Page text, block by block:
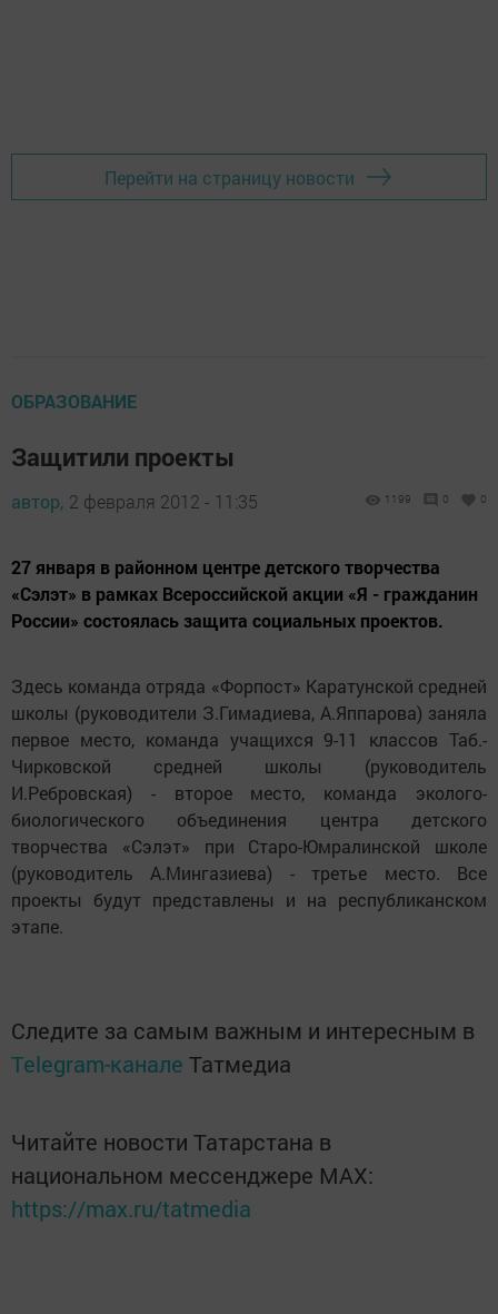
Перейти на страницу новости
ОБРАЗОВАНИЕ
Защитили проекты
автор, 2 февраля 2012 - 11:35 1199 0 0
27 января в районном центре детского творчества
«Сэлэт» в рамках Всероссийской акции «Я - гражданин
России» состоялась защита социальных проектов.
Здесь команда отряда «Форпост» Каратунской средней
школы (руководители З.Гимадиева, А.Яппарова) заняла
первое место, команда учащихся 9-11 классов Таб.-
Чирковской средней школы (руководитель
И.Ребровская) - второе место, команда эколого-
биологического объединения центра детского
творчества «Сэлэт» при Старо-Юмралинской школе
(руководитель А.Мингазиева) - третье место. Все
проекты будут представлены и на республиканском
этапе.
Следите за самым важным и интересным в
Telegram-канале Татмедиа
Читайте новости Татарстана в
национальном мессенджере MАХ:
https://max.ru/tatmedia